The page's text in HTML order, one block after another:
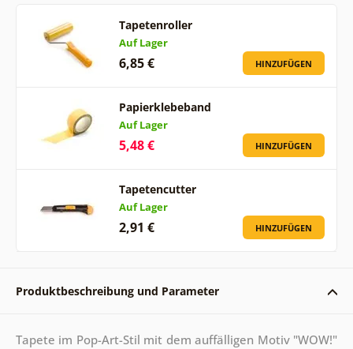
Tapetenroller
Auf Lager
6,85 € HINZUFÜGEN
Papierklebeband
Auf Lager
5,48 € HINZUFÜGEN
Tapetencutter
Auf Lager
2,91 € HINZUFÜGEN
Produktbeschreibung und Parameter
Tapete im Pop-Art-Stil mit dem auffälligen Motiv "WOW!"